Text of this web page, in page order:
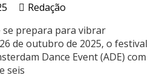
Redação
se prepara para vibrar
de outubro de 2025, o festival
Dance Event (ADE) com
seis